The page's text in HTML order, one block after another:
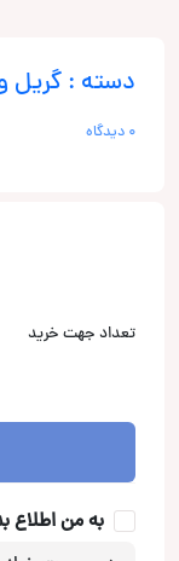
دسته : گریل
0 دیدگاه
تعداد جهت خرید
به من اطلاع